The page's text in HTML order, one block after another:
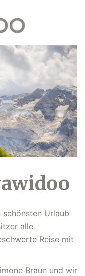
Urlaub
alle
Reise mit
Braun und wir